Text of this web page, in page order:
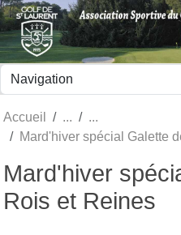
Accueil
Mard'hiver spécial Galette
Mard'hiver
Rois et Reines
Panneau de gestion des